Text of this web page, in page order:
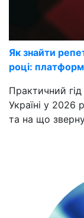
Як знайти
році:
Практичний гід
Україні у 2026
та на що